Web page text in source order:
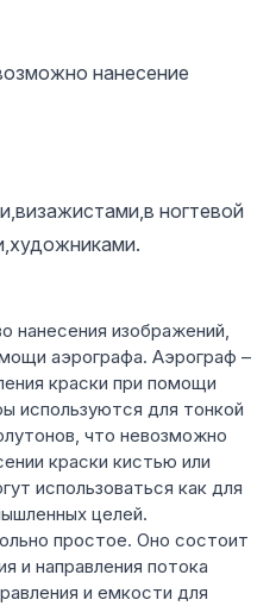
нанесение
ногтевой
нанесения изображений,
аэрографа. Аэрограф –
краски при помощи
используются для тонкой
что невозможно
краски кистью или
использоваться как для
целей.
простое. Оно состоит
и направления потока
и емкости для